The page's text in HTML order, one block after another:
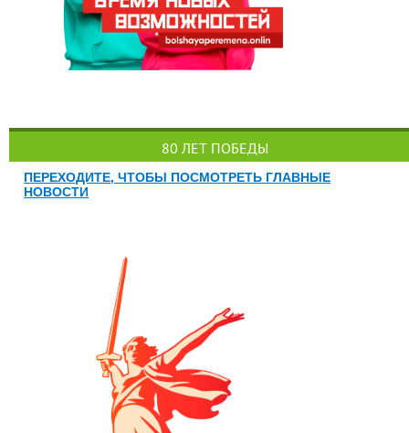
80 ЛЕТ ПОБЕДЫ
ПЕРЕХОДИТЕ, ЧТОБЫ ПОСМОТРЕТЬ ГЛАВНЫЕ
НОВОСТИ